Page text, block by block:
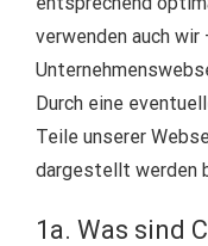
verwenden auch
Durch eine
Teile unserer
dargestellt werden
1a. Was sind